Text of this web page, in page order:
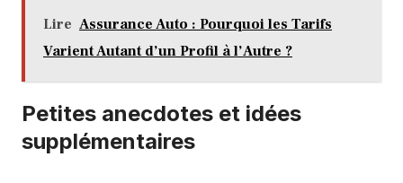
Lire Assurance Auto : Pourquoi les Tarifs
Varient Autant d’un Profil à l’Autre ?
Petites anecdotes et idées
supplémentaires